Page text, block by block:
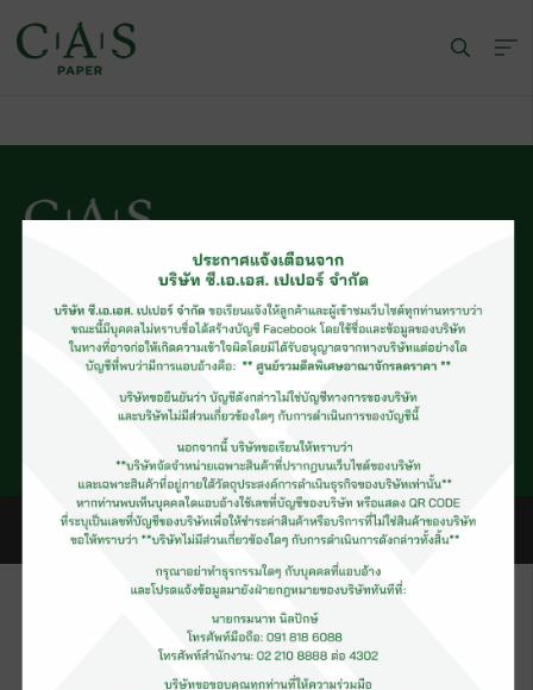
© CAS PAPER All rights Reserved
นโยบายคุ้มครองข้อมูลส่วนบุคคลของ (C.A.S. Privacy Policy)